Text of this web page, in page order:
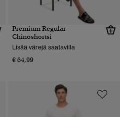
Premium Regular
Chinoshortsi
Lisää värejä saatavilla
€ 64,99